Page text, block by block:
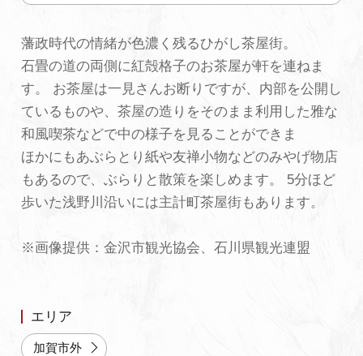
ご当地グルメ
加賀 旅先納税
FAQ
お知らせ
動画を見る
写真ダウンロード
プライバシーポリシー
藩政時代の情緒が色濃く残るひがし茶屋街。
石畳の道の両側に紅殻格子のお茶屋が軒を連ねま
す。 お茶屋は一見さんお断りですが、内部を公開し
ているものや、茶屋の造りをそのまま利用した雅な
和風喫茶などで中の様子を見ることができま
ほかにもあぶらとり紙や友禅小物などのみやげ物店
もあるので、ぶらりと散策を楽しめます。 5分ほど
歩いた浅野川沿いには主計町茶屋街もあります。
※画像提供：金沢市観光協会、石川県観光連盟
エリア
加賀市外